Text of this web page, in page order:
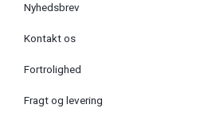
Nyhedsbrev
Kontakt os
Fortrolighed
Fragt og levering